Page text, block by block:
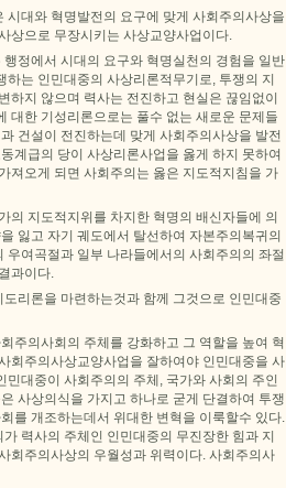
대와 혁명발전의 요구에 맞게 사회주의사상을
상으로 무장시키는 사상교양사업이다.
정에서 시대의 요구와 혁명실천의 경험을 일반
는 인민대중의 사상리론적무기로, 투쟁의 지
하지 않으며 력사는 전진하고 현실은 끊임없이
대한 기성리론으로는 풀수 없는 새로운 문제들
건설이 전진하는데 맞게 사회주의사상을 발전
계급의 당이 사상리론사업을 옳게 하지 못하여
져오게 되면 사회주의는 옳은 지도적지침을 가
의 지도적지위를 차지한 혁명의 배신자들에 의
잃고 자기 궤도에서 탈선하여 자본주의복귀의
여곡절과 일부 나라들에서의 사회주의의 좌절
과이다.
리론을 마련하는것과 함께 그것으로 인민대중
주의사회의 주체를 강화하고 그 역할을 높여 혁
회주의사상교양사업을 잘하여야 인민대중을 사
대중이 사회주의의 주체, 국가와 사회의 주인
사상의식을 가지고 하나로 굳게 단결하여 투쟁
를 개조하는데서 위대한 변혁을 이룩할수 있다.
력사의 주체인 인민대중의 무진장한 힘과 지
회주의사상의 우월성과 위력이다. 사회주의사